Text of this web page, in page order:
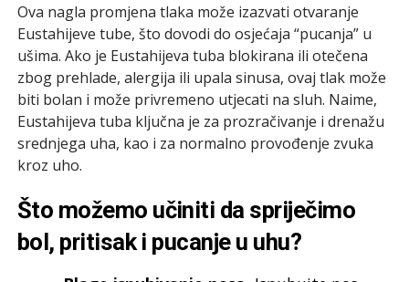
Ova nagla promjena tlaka može izazvati otvaranje
Eustahijeve tube, što dovodi do osjećaja “pucanja” u
ušima. Ako je Eustahijeva tuba blokirana ili otečena
zbog prehlade, alergija ili upala sinusa, ovaj tlak može
biti bolan i može privremeno utjecati na sluh. Naime,
Eustahijeva tuba ključna je za prozračivanje i drenažu
srednjega uha, kao i za normalno provođenje zvuka
kroz uho.
Što možemo učiniti da spriječimo
bol, pritisak i pucanje u uhu?